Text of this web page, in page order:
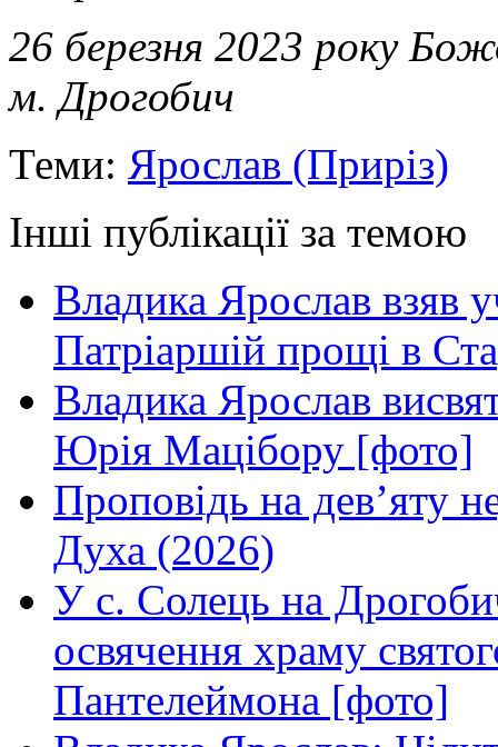
26 березня 2023 року
м. Дрогобич
Теми: Ярослав (Приріз)
Інші публікації за темою
Владика Ярослав взяв
Патріаршій прощі в
Владика Ярослав
Юрія Мацібору [фото]
Проповідь на дев’яту
Духа (2026)
У с. Солець на
освячення храму
Пантелеймона [фото]